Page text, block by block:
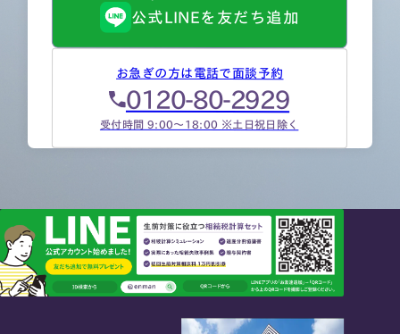
公式LINEを友だち追加
お急ぎの方は電話で面談予約
0120-80-2929
受付時間 9:00～18:00 ※土日祝日除く